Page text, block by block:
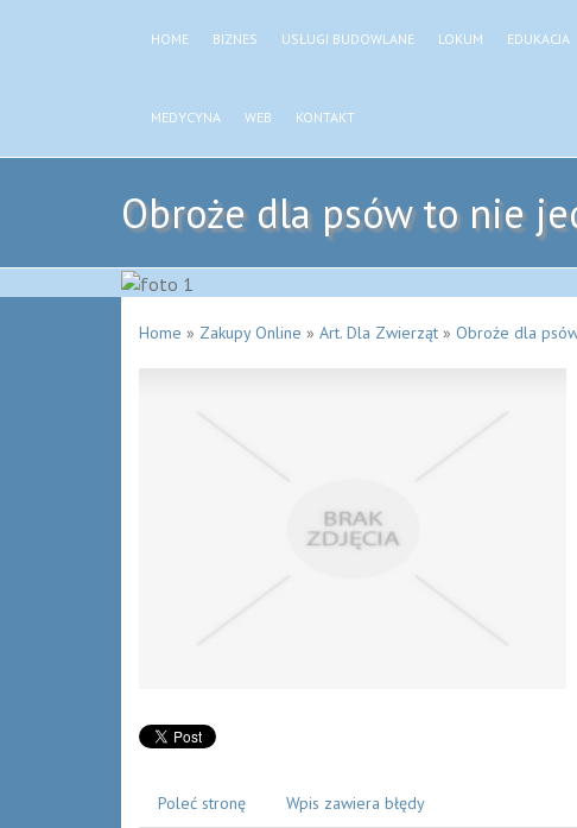
HOME BIZNES USŁUGI BUDOWLANE LOKUM EDUKACJA
MEDYCYNA WEB KONTAKT
Obroże dla psów to nie
Home » Zakupy Online » Art. Dla Zwierząt » Obroże dla
Poleć stronę Wpis zawiera błędy